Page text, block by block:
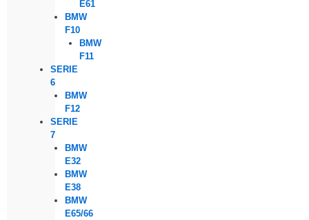
E61
BMW
F10
BMW
F11
SERIE
6
BMW
F12
SERIE
7
BMW
E32
BMW
E38
BMW
E65/66